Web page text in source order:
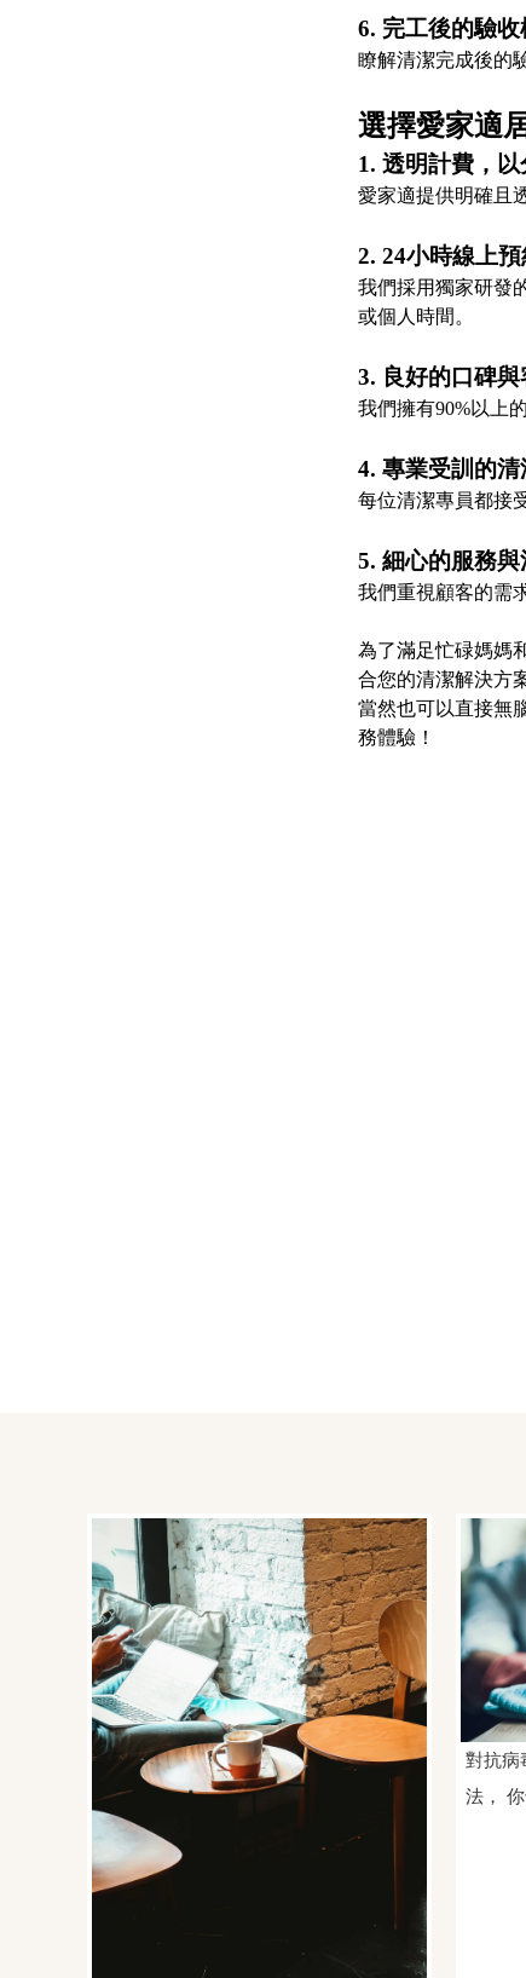
6. 完工後的驗收
瞭解清潔完成後的
選擇愛家適
1. 透明計費，
愛家適提供明確且
2. 24小時線上
我們採用獨家研發
或個人時間。
3. 良好的口碑
我們擁有90%以上
4. 專業受訓的清
每位清潔專員都接
5. 細心的服務與
我們重視顧客的需
為了滿足忙碌媽媽
合您的清潔解決方
當然也可以直接無
務體驗！
對抗病
法，